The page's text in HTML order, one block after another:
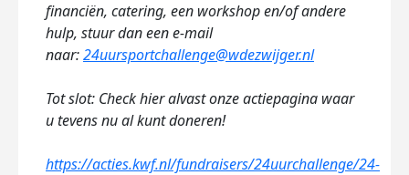
financiën, catering, een workshop en/of andere
hulp, stuur dan een e-mail
naar:24uursportchallenge@wdezwijger.nl
Tot slot: Check hier alvast onze actiepagina waar
u tevens nu al kunt doneren!
https://acties.kwf.nl/fundraisers/24uurchallenge/24-